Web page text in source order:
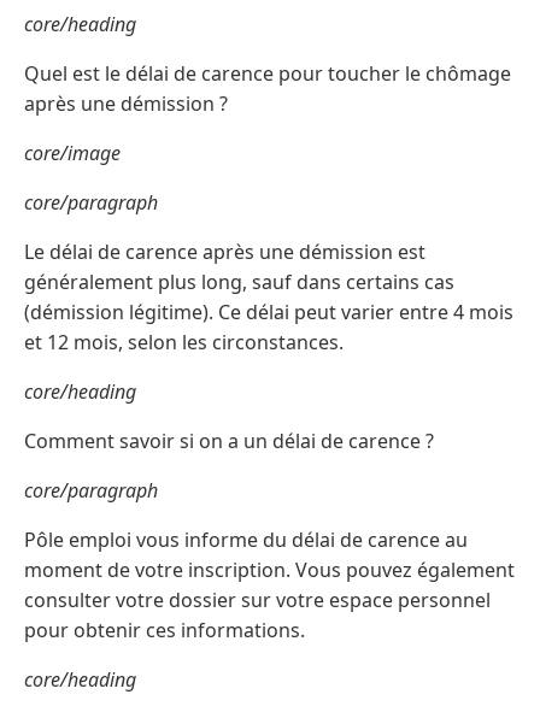
core/heading
Quel est le délai de carence pour toucher le chômage
après une démission ?
core/image
core/paragraph
Le délai de carence après une démission est
généralement plus long, sauf dans certains cas
(démission légitime). Ce délai peut varier entre 4 mois
et 12 mois, selon les circonstances.
core/heading
Comment savoir si on a un délai de carence ?
core/paragraph
Pôle emploi vous informe du délai de carence au
moment de votre inscription. Vous pouvez également
consulter votre dossier sur votre espace personnel
pour obtenir ces informations.
core/heading